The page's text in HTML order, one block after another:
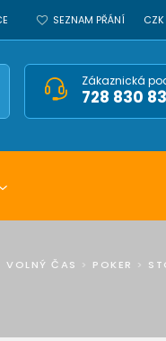
SEZNAM PŘÁNÍ CZK
Zákaznická
728 830
VOLNÝ ČAS > POKER >